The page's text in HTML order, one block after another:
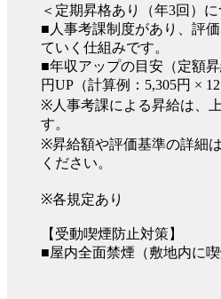
＜定期昇格あり（年3回）に
■人事考課制度があり、評
ていく仕組みです。
■年収アップの目安（定額
円UP（計算例：5,305円 ×
※人事考課による昇給は、
す。
※昇給額や評価基準の詳細
ください。
※各規定あり
【受動喫煙防止対策】
■屋内全面禁煙（敷地内に喫